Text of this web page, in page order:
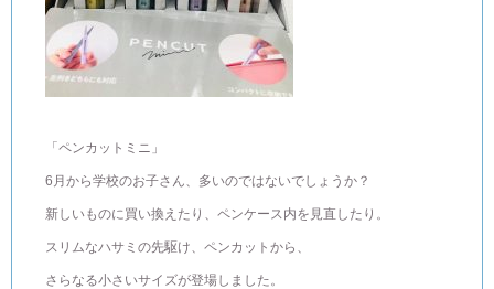
「ペンカットミニ」
6月から学校のお子さん、多いのではないでしょうか？
新しいものに買い換えたり、ペンケース内を見直したり。
スリムなハサミの先駆け、ペンカットから、
さらなる小さいサイズが登場しました。